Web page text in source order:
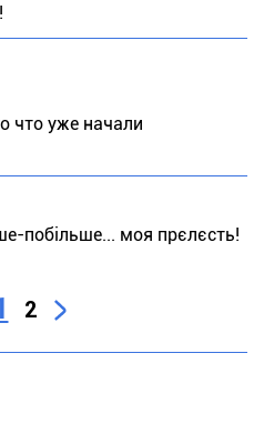
что уже начали
побільше... моя прєлєсть!
2